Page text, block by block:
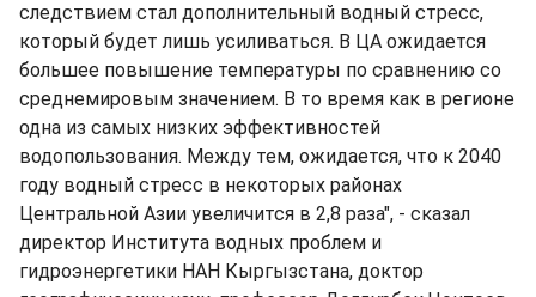
следствием стал дополнительный водный стресс,
который будет лишь усиливаться. В ЦА ожидается
большее повышение температуры по сравнению со
среднемировым значением. В то время как в регионе
одна из самых низких эффективностей
водопользования. Между тем, ожидается, что к 2040
году водный стресс в некоторых районах
Центральной Азии увеличится в 2,8 раза", - сказал
директор Института водных проблем и
гидроэнергетики НАН Кыргызстана, доктор